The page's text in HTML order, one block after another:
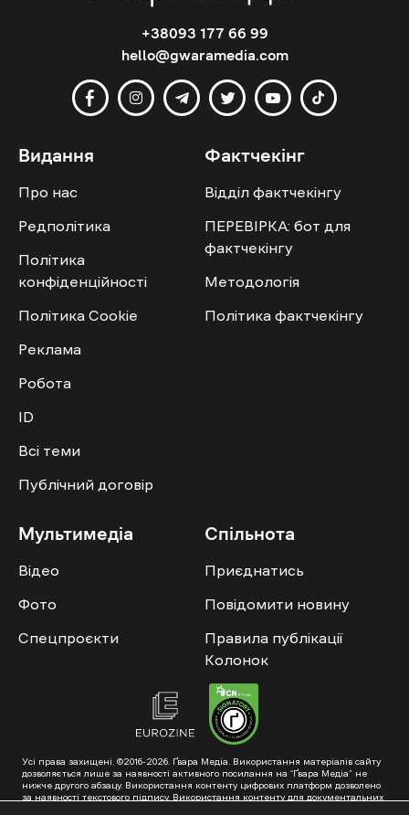
+38093 177 66 99
hello@gwaramedia.com
Видання
Про нас
Редполітика
Політика
конфіденційності
Політика Cookie
Реклама
Робота
ID
Всі теми
Публічний договір
Фактчекінг
Відділ фактчекінгу
ПЕРЕВІРКА: бот для
фактчекінгу
Методологія
Політика фактчекінгу
Мультимедіа
Відео
Фото
Спецпроєкти
Спільнота
Приєднатись
Повідомити новину
Правила публікації
Колонок
Усі права захищені. ©2016-2026. Ґвара Медіа. Використання матеріалів сайту
дозволяється лише за наявності активного посилання на “Ґвара Медіа” не
нижче другого абзацу. Використання контенту цифрових платформ дозволено
за наявності текстового підпису. Використання контенту для документальних